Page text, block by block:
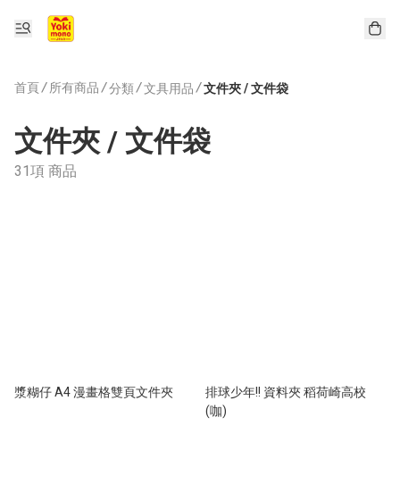
首頁/ 所有商品 /分類/文具用品 /文件夾 / 文件袋
文件夾 / 文件袋
31項 商品
漿糊仔 A4 漫畫格雙頁文件夾
排球少年!! 資料夾 稻荷崎高校
(咖)